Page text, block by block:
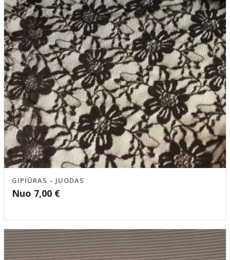
GIPIŪRAS – JUODAS
Nuo 7,00 €